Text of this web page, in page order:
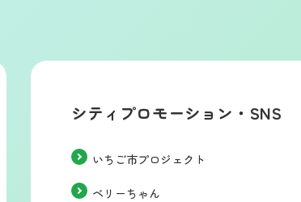
シティプロモーション・SNS
いちご市プロジェクト
ベリーちゃん